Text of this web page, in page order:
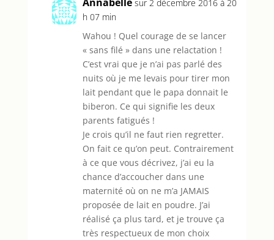
sur 2 décembre 2016 à 20
h 07 min
Wahou ! Quel courage de se lancer
« sans filé » dans une relactation !
C’est vrai que je n’ai pas parlé des
nuits où je me levais pour tirer mon
lait pendant que le papa donnait le
biberon. Ce qui signifie les deux
parents fatigués !
Je crois qu’il ne faut rien regretter.
On fait ce qu’on peut. Contrairement
à ce que vous décrivez, j’ai eu la
chance d’accoucher dans une
maternité où on ne m’a JAMAIS
proposée de lait en poudre. J’ai
réalisé ça plus tard, et je trouve ça
très respectueux de mon choix